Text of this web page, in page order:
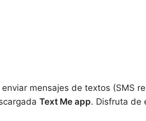
mensajes de textos (SMS
Text Me app. Disfruta de